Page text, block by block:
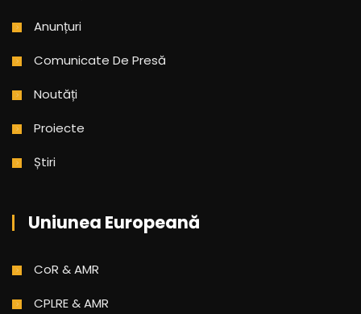
Anunțuri
Comunicate De Presă
Noutăți
Proiecte
Știri
Uniunea Europeană
CoR & AMR
CPLRE & AMR